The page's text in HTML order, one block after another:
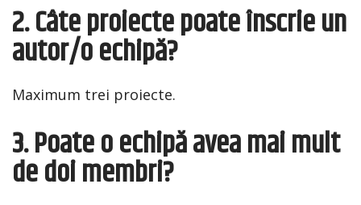
2. Câte proiecte poate înscrie un
autor/o echipă?
Maximum trei proiecte.
3. Poate o echipă avea mai mult
de doi membri?